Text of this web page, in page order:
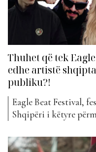
Thuhet që tek
edhe artistë
publiku?!
Eagle Beat Festival,
Shqipëri i këtyre
Liqenit Artificial,